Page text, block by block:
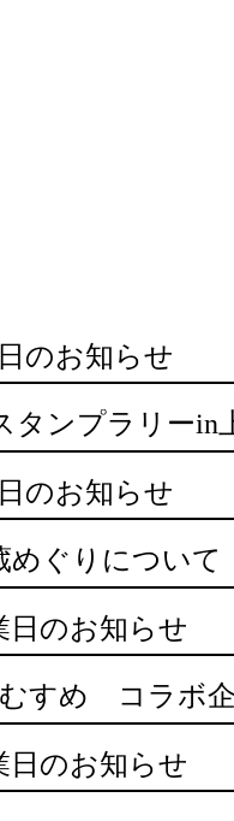
のお知らせ
のお知らせ
めぐりについて
のお知らせ
すめ コラボ
のお知らせ